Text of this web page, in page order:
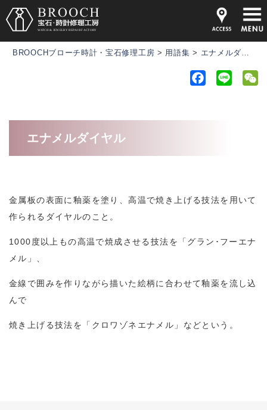
BROOCHブローチ時計・宝石修理工房 > 用語集 > エナメルダイヤル
エナメルダイヤル
金属板の表面に釉薬を塗り、高温で焼き上げる技法を用いて
作られるダイヤルのこと。
1000度以上もの高温で焼成させる技法を「グラン･フーエナ
メル」、
金線で囲みを作りながら描いた絵柄に合わせて釉薬を流し込
んで
焼き上げる技法を「クロワゾネエナメル」などという。